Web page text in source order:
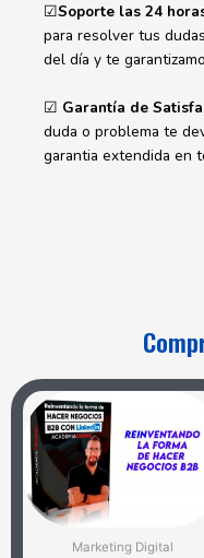
☑Soporte las 24
para resolver tus
del día y te
☑ Garantía de
duda o problema te
garantia extendida en
Marketing Digital